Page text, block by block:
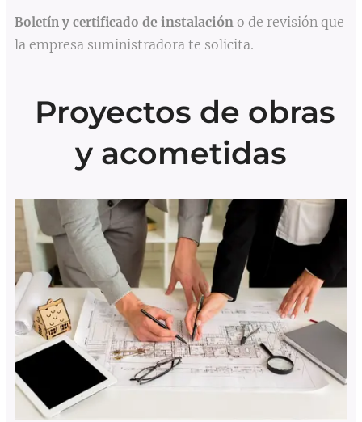
Boletín y certificado de instalación o de revisión que
la empresa suministradora te solicita.
Proyectos de obras
y acometidas